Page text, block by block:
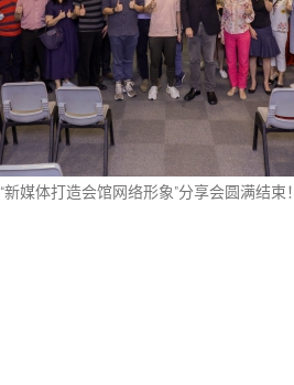
“新媒体打造会馆网络形象”分享会圆满结束！